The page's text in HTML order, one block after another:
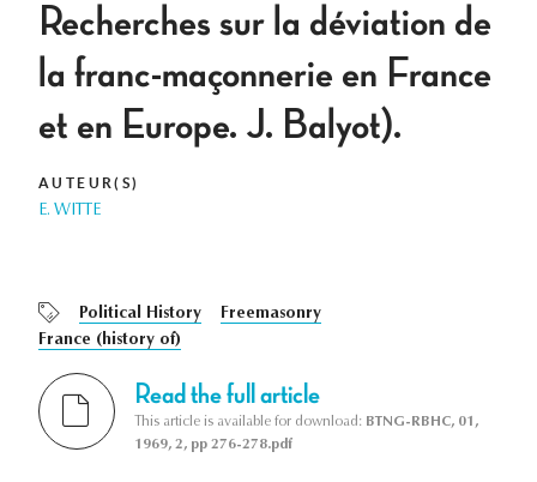
Recherches sur la déviation de
la franc-maçonnerie en France
et en Europe. J. Balyot).
AUTEUR(S)
E. WITTE
Political History
Freemasonry
France (history of)
Read the full article
This article is available for download: BTNG-RBHC, 01,
1969, 2, pp 276-278.pdf